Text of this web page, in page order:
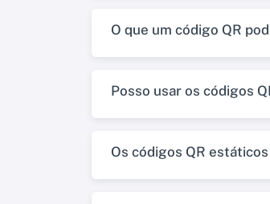
O que um código QR
Posso usar os códigos
Os códigos QR